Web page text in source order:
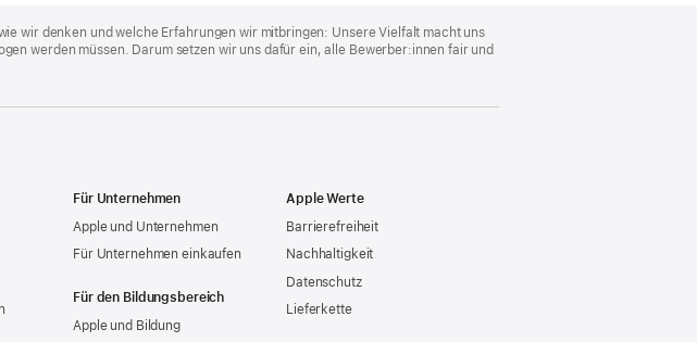
wir denken und welche Erfahrungen wir mitbringen: Unsere Vielfalt macht uns
werden müssen. Darum setzen wir uns dafür ein, alle Bewerber:innen fair und
Für Unternehmen
Apple und Unternehmen
Für Unternehmen einkaufen
Für den Bildungsbereich
Apple und Bildung
Apple Werte
Barrierefreiheit
Nachhaltigkeit
Datenschutz
Lieferkette